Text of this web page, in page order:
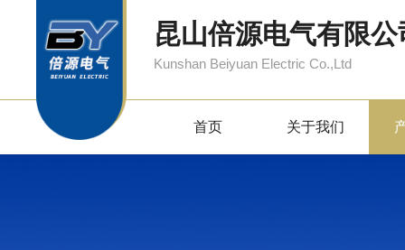
昆山倍源电气有限公
Kunshan Beiyuan Electric Co.,Ltd
首页 关于我们